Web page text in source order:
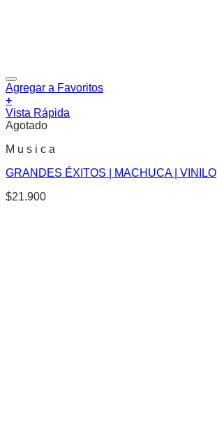
Agregar a Favoritos
+
Vista Rápida
Agotado
M u s i c a
GRANDES ÉXITOS | MACHUCA | VINILO
$21.900